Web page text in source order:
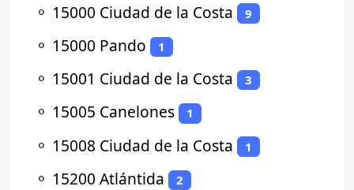
⚬ 15000 Ciudad de la Costa 9
⚬ 15000 Pando 1
⚬ 15001 Ciudad de la Costa 3
⚬ 15005 Canelones 1
⚬ 15008 Ciudad de la Costa 1
⚬ 15200 Atlántida 2